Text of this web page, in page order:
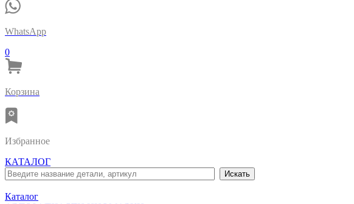
WhatsApp
0
Корзина
Избранное
КАТАЛОГ
Каталог